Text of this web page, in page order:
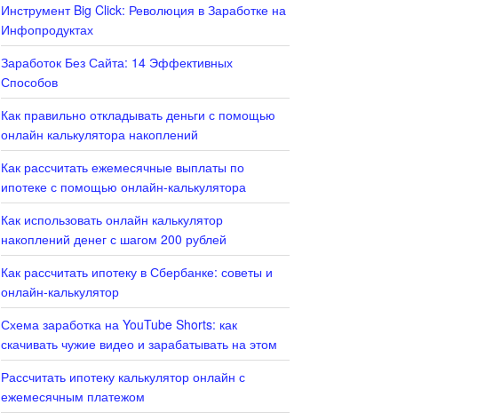
Инструмент Big Click: Революция в Заработке на
Инфопродуктах
Заработок Без Сайта: 14 Эффективных
Способов
Как правильно откладывать деньги с помощью
онлайн калькулятора накоплений
Как рассчитать ежемесячные выплаты по
ипотеке с помощью онлайн-калькулятора
Как использовать онлайн калькулятор
накоплений денег с шагом 200 рублей
Как рассчитать ипотеку в Сбербанке: советы и
онлайн-калькулятор
Схема заработка на YouTube Shorts: как
скачивать чужие видео и зарабатывать на этом
Рассчитать ипотеку калькулятор онлайн с
ежемесячным платежом